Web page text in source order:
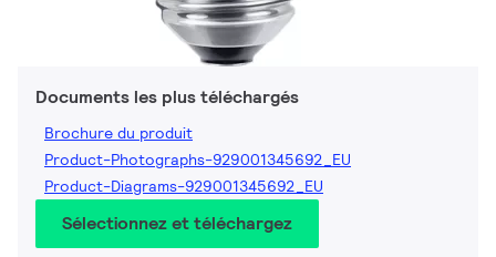
Documents les plus téléchargés
Brochure du produit
Product-Photographs-929001345692_EU
Product-Diagrams-929001345692_EU
Sélectionnez et téléchargez